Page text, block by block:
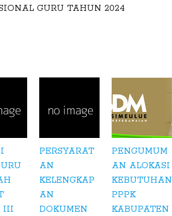
GURU TAHUN 2024
III
PERSYARAT
AN
KELENGKAP
AN
DOKUMEN
PENGUMUM
AN ALOKASI
KEBUTUHAN
PPPK
KABUPATEN